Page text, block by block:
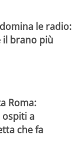
le radio:
il brano più
Roma:
ospiti a
che fa